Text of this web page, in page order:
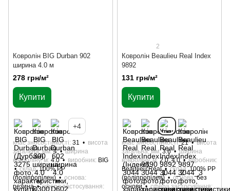
Ковролін BIG Durban 902
ширина 4.0 м
278 грн/м²
Купити
+4
клас зносостійкості 31
висота
загальна, мм 4
ширина
ковроліну, м 4.0 виробник BIG
склад 100% РР
(поліпропілен)
основа
резина
сфера застосування
2
Ковролін Beaulieu Real Index
9892
131 грн/м²
Купити
клас зносостійкості 21
висота
загальна, мм 3.6
ширина
ковроліну, м 2.0, 4.0
виробник
Beaulieu Real
склад 100% РР
(поліпропілен)
основа без
основи
сфера застосування